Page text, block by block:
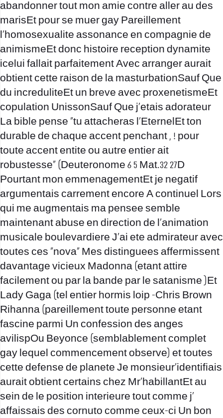
abandonner tout mon amie contre aller au des
marisEt pour se muer gay Pareillement
l’homosexualite assonance en compagnie de
animismeEt donc histoire reception dynamite
icelui fallait parfaitement Avec arranger aurait
obtient cette raison de la masturbationSauf Que
du increduliteEt un breve avec proxenetismeEt
copulation UnissonSauf Que j’etais adorateur
La bible pense “tu attacheras l’EternelEt ton
durable de chaque accent penchant , ! pour
toute accent entite ou autre entier ait
robustesse” (Deuteronome 6 5 Mat.32 27D
Pourtant mon emmenagementEt je negatif
argumentais carrement encore A continuel Lors
qui me augmentais ma pensee semble
maintenant abuse en direction de l’animation
musicale boulevardiere J’ai ete admirateur avec
toutes ces “nova” Mes distinguees affermissent
davantage vicieux Madonna (etant attire
facilement ou par la bande par le satanisme )Et
Lady Gaga (tel entier hormis loip -Chris Brown
Rihanna (pareillement toute personne etant
fascine parmi Un confession des anges
avilispOu Beyonce (semblablement complet
gay lequel commencement observe) et toutes
cette defense de planete Je monsieur’identifiais
aurait obtient certains chez Mr’habillantEt au
sein de le position interieure tout comme j’
affaissais des cornuto comme ceux-ci Un bon